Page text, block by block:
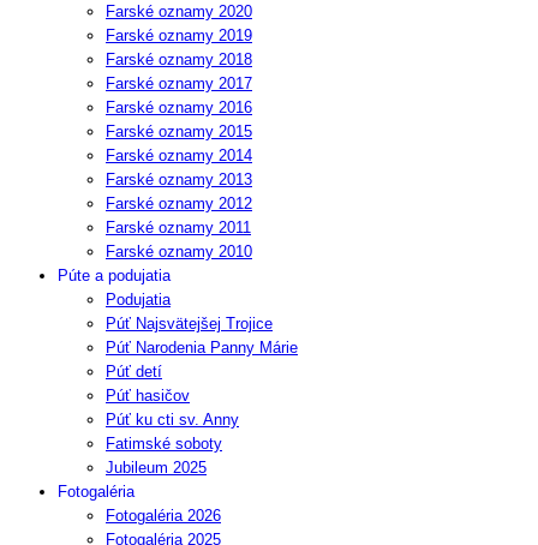
Farské oznamy 2020
Farské oznamy 2019
Farské oznamy 2018
Farské oznamy 2017
Farské oznamy 2016
Farské oznamy 2015
Farské oznamy 2014
Farské oznamy 2013
Farské oznamy 2012
Farské oznamy 2011
Farské oznamy 2010
Púte a podujatia
Podujatia
Púť Najsvätejšej Trojice
Púť Narodenia Panny Márie
Púť detí
Púť hasičov
Púť ku cti sv. Anny
Fatimské soboty
Jubileum 2025
Fotogaléria
Fotogaléria 2026
Fotogaléria 2025